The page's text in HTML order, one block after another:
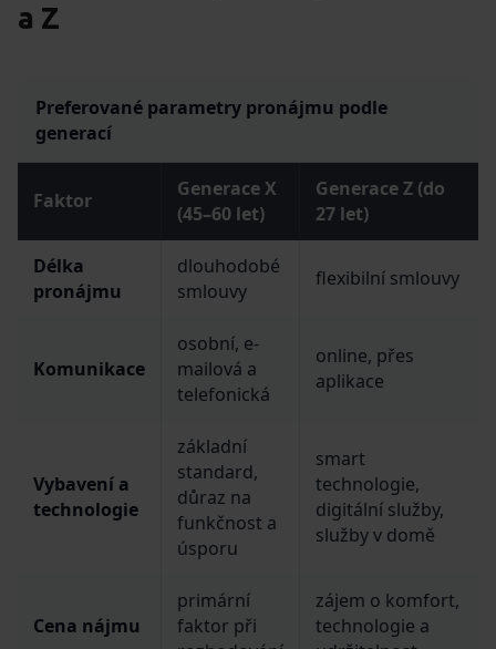
a Z
Preferované parametry pronájmu podle
generací
Faktor
Generace X
(45–60 let)
Generace Z (do
27 let)
Délka
pronájmu
dlouhodobé
smlouvy
flexibilní smlouvy
Komunikace
osobní, e-
mailová a
telefonická
online, přes
aplikace
Vybavení a
technologie
základní
standard,
důraz na
funkčnost a
úsporu
smart
technologie,
digitální služby,
služby v domě
Cena nájmu
primární
faktor při
zájem o komfort,
technologie a